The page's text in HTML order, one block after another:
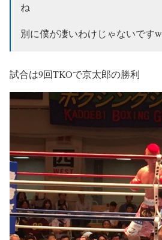
ね
別に僕が凄いわけじゃないですw
試合は9回TKOで京太郎の勝利